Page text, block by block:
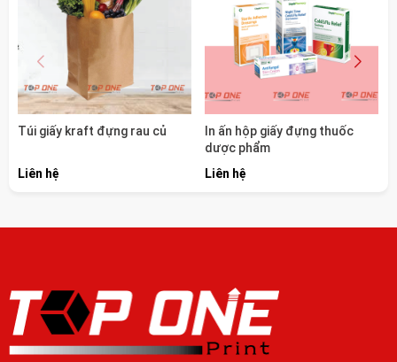
Túi giấy kraft đựng rau củ
Liên hệ
In ấn hộp giấy đựng thuốc
dược phẩm
Liên hệ